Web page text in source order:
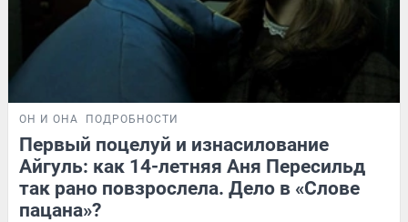
ОН И ОНА ПОДРОБНОСТИ
Первый поцелуй и изнасилование
Айгуль: как 14-летняя Аня Пересильд
так рано повзрослела. Дело в «Слове
пацана»?